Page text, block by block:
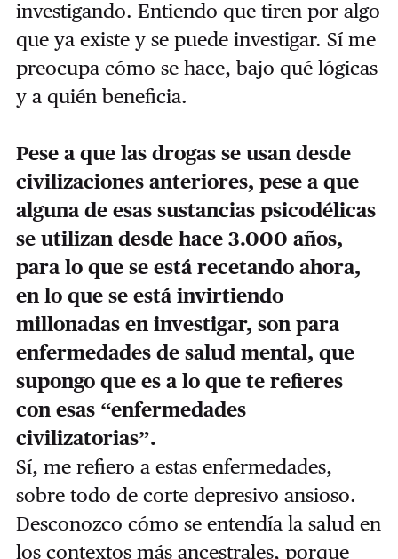
investigando. Entiendo que tiren por algo
que ya existe y se puede investigar. Sí me
preocupa cómo se hace, bajo qué lógicas
y a quién beneficia.
Pese a que las drogas se usan desde
civilizaciones anteriores, pese a que
alguna de esas sustancias psicodélicas
se utilizan desde hace 3.000 años,
para lo que se está recetando ahora,
en lo que se está invirtiendo
millonadas en investigar, son para
enfermedades de salud mental, que
supongo que es a lo que te refieres
con esas “enfermedades
civilizatorias”.
Sí, me refiero a estas enfermedades,
sobre todo de corte depresivo ansioso.
Desconozco cómo se entendía la salud en
los contextos más ancestrales, porque